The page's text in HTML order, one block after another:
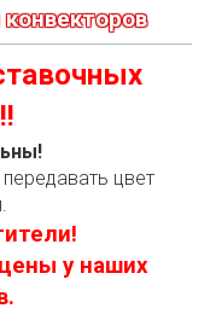
цвет
у наших